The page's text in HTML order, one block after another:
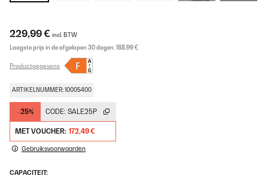
229,99 € incl. BTW
Laagste prijs in de afgelopen 30 dagen:188,99 €
Productgegevens
ARTIKELNUMMER: 10005400
-25% CODE: SALE25P
MET VOUCHER: 172,49 €
Gebruiksvoorwaarden
CAPACITEIT: